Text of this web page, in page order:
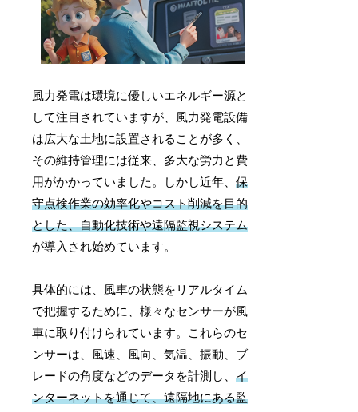
風力発電は環境に優しいエネルギー源と
して注目されていますが、風力発電設備
は広大な土地に設置されることが多く、
その維持管理には従来、多大な労力と費
用がかかっていました。しかし近年、保
守点検作業の効率化やコスト削減を目的
とした、自動化技術や遠隔監視システム
が導入され始めています。
具体的には、風車の状態をリアルタイム
で把握するために、様々なセンサーが風
車に取り付けられています。これらのセ
ンサーは、風速、風向、気温、振動、ブ
レードの角度などのデータを計測し、イ
ンターネットを通じて、遠隔地にある監